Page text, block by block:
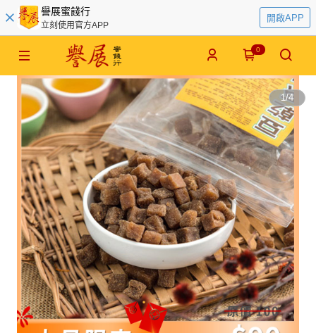
譽展蜜餞行
立刻使用官方APP
開啟APP
0
1/4